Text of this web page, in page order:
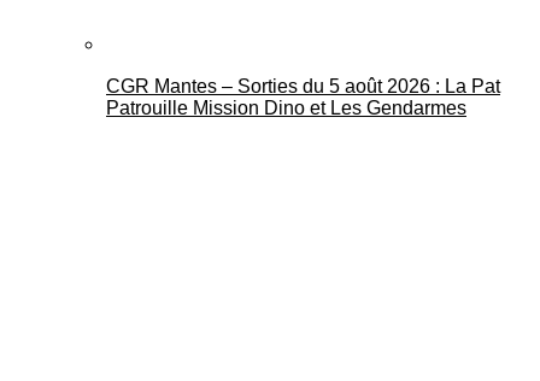
CGR Mantes – Sorties du 5 août 2026 : La Pat
Patrouille Mission Dino et Les Gendarmes